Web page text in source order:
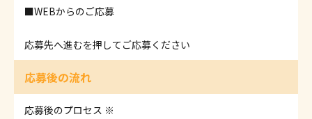
■WEBからのご応募
応募先へ進むを押してご応募ください
応募後の流れ
応募後のプロセス ※